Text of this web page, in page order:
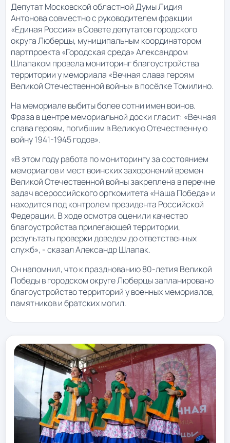
Депутат Московской областной Думы Лидия
Антонова совместно с руководителем фракции
«Единая Россия» в Совете депутатов городского
округа Люберцы, муниципальным координатором
партпроекта «Городская среда» Александром
Шлапаком провела мониторинг благоустройства
территории у мемориала «Вечная слава героям
Великой Отечественной войны» в посёлке Томилино.
На мемориале выбиты более сотни имен воинов.
Фраза в центре мемориальной доски гласит: «Вечная
слава героям, погибшим в Великую Отечественную
войну 1941-1945 годов».
«В этом году работа по мониторингу за состоянием
мемориалов и мест воинских захоронений времен
Великой Отечественной войны закреплена в перечне
задач всероссийского оргкомитета «Наша Победа» и
находится под контролем президента Российской
Федерации. В ходе осмотра оценили качество
благоустройства прилегающей территории,
результаты проверки доведем до ответственных
служб», - сказал Александр Шлапак.
Он напомнил, что к празднованию 80-летия Великой
Победы в городском округе Люберцы запланировано
благоустройство территорий у военных мемориалов,
памятников и братских могил.